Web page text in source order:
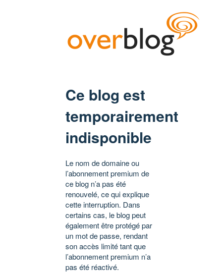
Ce blog est
temporairement
indisponible
Le nom de domaine ou
l’abonnement premium de
ce blog n’a pas été
renouvelé, ce qui explique
cette interruption. Dans
certains cas, le blog peut
également être protégé par
un mot de passe, rendant
son accès limité tant que
l’abonnement premium n’a
pas été réactivé.